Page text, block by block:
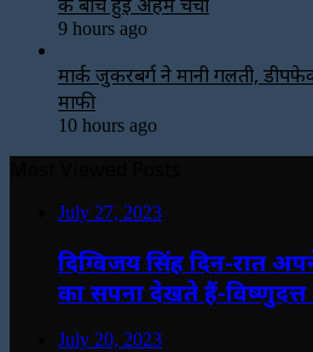
9 hours ago
मार्क जुकरबर्ग ने मानी गलती,
माफी
10 hours ago
July 27, 2023
दिग्विजय सिंह दिन-रात
का सपना देखते हैं-विष्णुदत्त
July 20, 2023